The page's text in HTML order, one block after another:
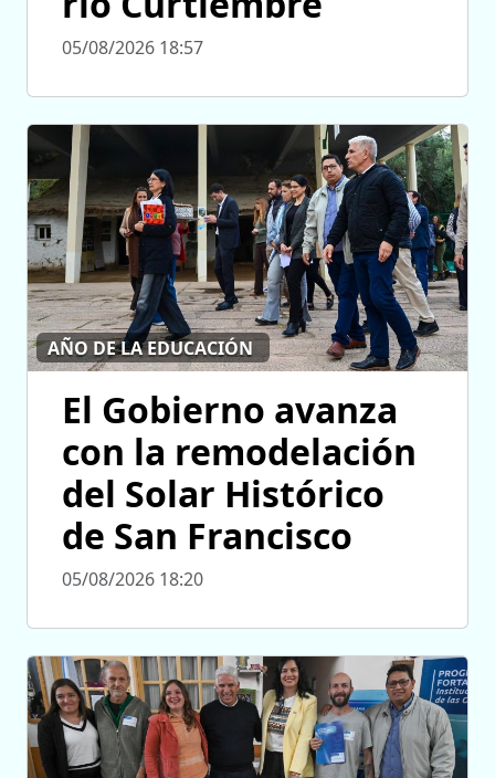
05/08/2026 18:57
AÑO DE LA EDUCACIÓN
El Gobierno avanza
con la remodelación
del Solar Histórico
de San Francisco
05/08/2026 18:20